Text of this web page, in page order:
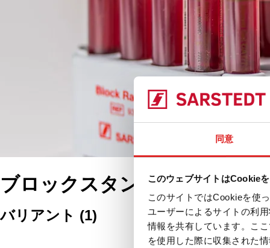
同意
このウェブサイトはCookie
このサイトではCookieを使
ユーザーによるサイトの利
情報を共有しています。こ
を使用した際に収集された
ブロックスタンド
バリアント (1)
フード, ABS, ライ